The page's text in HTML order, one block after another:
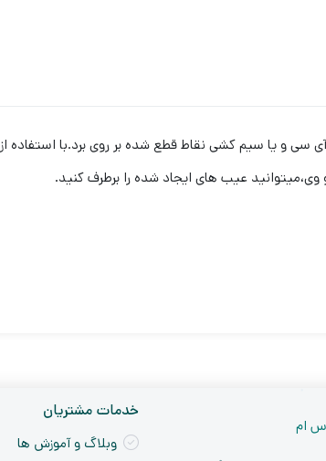
سی و یا سیم کشی نقاط قطع شده بر روی برد.با استفاده از
عیب های ایجاد شده را برطرف کنید.
خدمات مشتریان
وبلاگ و آموزش ها